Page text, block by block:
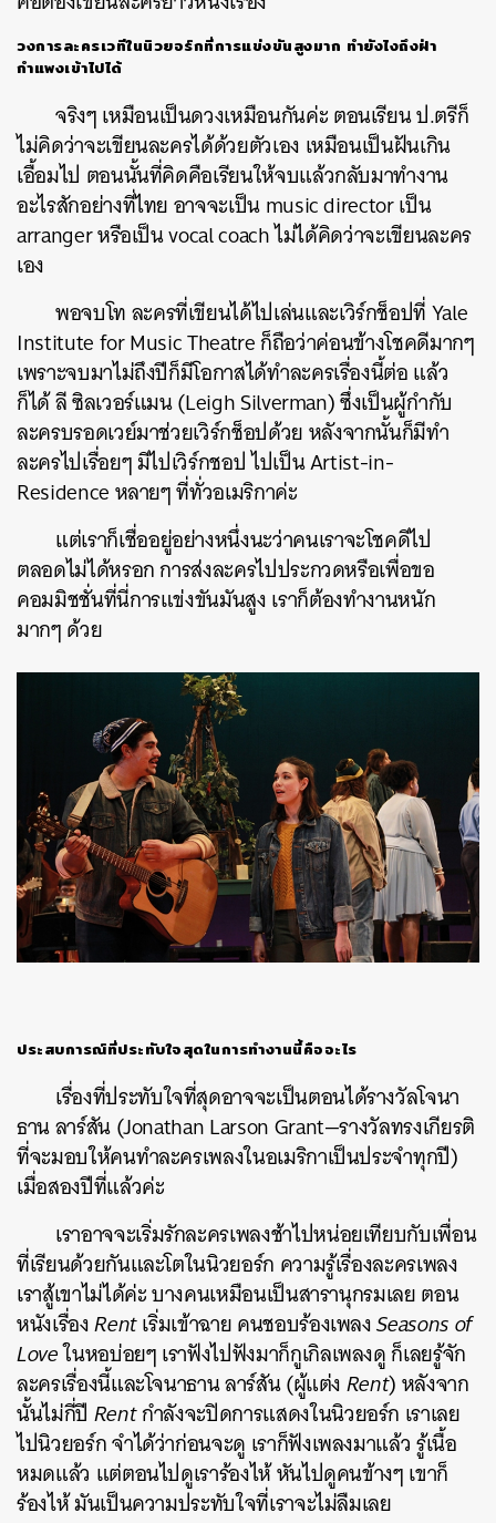
วงการละครเวทีในนิวยอร์กที่การแข่งขันสูงมาก ทำยังไงถึงฝ่า
กำแพงเข้าไปได้
จริงๆ เหมือนเป็นดวงเหมือนกันค่ะ ตอนเรียน ป.ตรีก็
ไม่คิดว่าจะเขียนละครได้ด้วยตัวเอง เหมือนเป็นฝันเกิน
เอื้อมไป ตอนนั้นที่คิดคือเรียนให้จบแล้วกลับมาทำงาน
อะไรสักอย่างที่ไทย อาจจะเป็น music director เป็น
arranger หรือเป็น vocal coach ไม่ได้คิดว่าจะเขียนละคร
เอง
พอจบโท ละครที่เขียนได้ไปเล่นและเวิร์กช็อปที่ Yale
Institute for Music Theatre ก็ถือว่าค่อนข้างโชคดีมากๆ
เพราะจบมาไม่ถึงปีก็มีโอกาสได้ทำละครเรื่องนี้ต่อ แล้ว
ก็ได้ ลี ซิลเวอร์แมน (Leigh Silverman) ซึ่งเป็นผู้กำกับ
ละครบรอดเวย์มาช่วยเวิร์กช็อปด้วยหลังจากนั้นก็มีทำ
ละครไปเรื่อยๆ มีไปเวิร์กชอป ไปเป็น Artist-in-
Residence หลายๆ ที่ทั่วอเมริกาค่ะ
แต่เราก็เชื่ออยู่อย่างหนึ่งนะว่าคนเราจะโชคดีไป
ตลอดไม่ได้หรอก การส่งละครไปประกวดหรือเพื่อขอ
คอมมิชชั่นที่นี่การแข่งขันมันสูง เราก็ต้องทำงานหนัก
มากๆ ด้วย
ประสบการณ์ที่ประทับใจสุดในการทำงานนี้คืออะไร
เรื่องที่ประทับใจที่สุดอาจจะเป็นตอนได้รางวัลโจนา
ธาน ลาร์สัน(Jonathan Larson Grant—รางวัลทรงเกียรติ
ที่จะมอบให้คนทำละครเพลงในอเมริกาเป็นประจำทุกปี)
เมื่อสองปีที่แล้วค่ะ
เราอาจจะเริ่มรักละครเพลงช้าไปหน่อยเทียบกับเพื่อน
ที่เรียนด้วยกันและโตในนิวยอร์ก ความรู้เรื่องละครเพลง
เราสู้เขาไม่ได้ค่ะ บางคนเหมือนเป็นสารานุกรมเลย ตอน
หนังเรื่องRentเริ่มเข้าฉาย คนชอบร้องเพลงSeasons of
Loveในหอบ่อยๆ เราฟังไปฟังมาก็กูเกิลเพลงดู ก็เลยรู้จัก
ละครเรื่องนี้และโจนาธาน ลาร์สัน (ผู้แต่งRent) หลังจาก
นั้นไม่กี่ปี Rentกำลังจะปิดการแสดงในนิวยอร์ก เราเลย
ไปนิวยอร์ก จำได้ว่าก่อนจะดู เราก็ฟังเพลงมาแล้ว รู้เนื้อ
หมดแล้ว แต่ตอนไปดูเราร้องไห้ หันไปดูคนข้างๆ เขาก็
ร้องไห้ มันเป็นความประทับใจที่เราจะไม่ลืมเลย